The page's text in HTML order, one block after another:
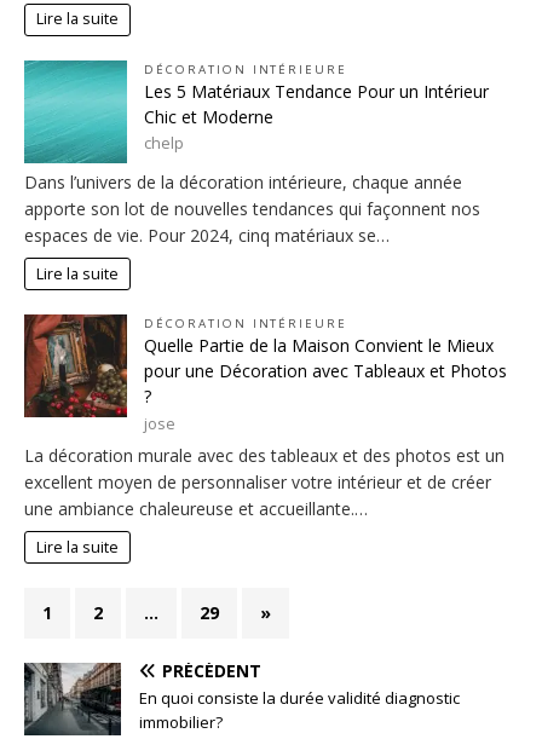
Lire la suite
DÉCORATION INTÉRIEURE
Les 5 Matériaux Tendance Pour un Intérieur
Chic et Moderne
chelp
Dans l’univers de la décoration intérieure, chaque année
apporte son lot de nouvelles tendances qui façonnent nos
espaces de vie. Pour 2024, cinq matériaux se…
Lire la suite
DÉCORATION INTÉRIEURE
Quelle Partie de la Maison Convient le Mieux
pour une Décoration avec Tableaux et Photos
?
jose
La décoration murale avec des tableaux et des photos est un
excellent moyen de personnaliser votre intérieur et de créer
une ambiance chaleureuse et accueillante.…
Lire la suite
1 2 … 29 »
PRÉCÉDENT
En quoi consiste la durée validité diagnostic
immobilier?